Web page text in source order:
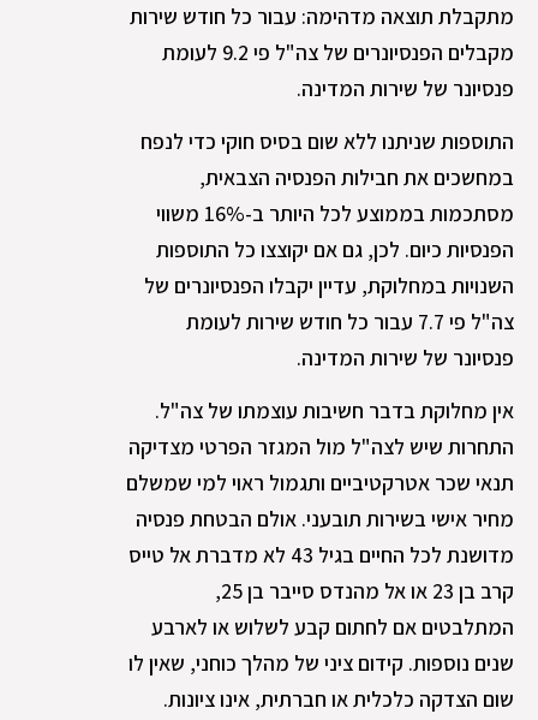
מתקבלת תוצאה מדהימה: עבור כל חודש שירות
מקבלים הפנסיונרים של צה"ל פי 9.2 לעומת
פנסיונר של שירות המדינה.
התוספות שניתנו ללא שום בסיס חוקי כדי לנפח
במחשכים את חבילות הפנסיה הצבאית,
מסתכמות בממוצע לכל היותר ב-16% משווי
הפנסיות כיום. לכן, גם אם יקוצצו כל התוספות
השנויות במחלוקת, עדיין יקבלו הפנסיונרים של
צה"ל פי 7.7 עבור כל חודש שירות לעומת
פנסיונר של שירות המדינה.
אין מחלוקת בדבר חשיבות עוצמתו של צה"ל.
התחרות שיש לצה"ל מול המגזר הפרטי מצדיקה
תנאי שכר אטרקטיביים ותגמול ראוי למי שמשלם
מחיר אישי בשירות תובעני. אולם הבטחת פנסיה
מדושנת לכל החיים בגיל 43 לא מדברת אל טייס
קרב בן 23 או אל מהנדס סייבר בן 25,
המתלבטים אם לחתום קבע לשלוש או לארבע
שנים נוספות. קידום ציני של מהלך כוחני, שאין לו
שום הצדקה כלכלית או חברתית, אינו ציונות.